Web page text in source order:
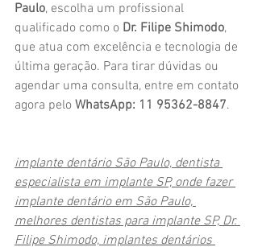
Paulo, escolha um profissional
qualificado como o Dr. Filipe Shimodo,
que atua com excelência e tecnologia de
última geração. Para tirar dúvidas ou
agendar uma consulta, entre em contato
agora pelo WhatsApp: 11 95362-8847.
implante dentário São Paulo, dentista
especialista em implante SP, onde fazer
implante dentário em São Paulo,
melhores dentistas para implante SP, Dr.
Filipe Shimodo, implantes dentários